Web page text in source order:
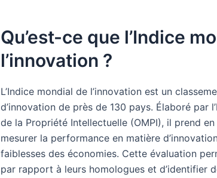
Qu’est-ce que l’Indice
l’innovation ?
L’Indice mondial de l’innovation est un
d’innovation de près de 130 pays. Élaboré par
de la Propriété Intellectuelle (OMPI), il prend
mesurer la performance en matière
faiblesses des économies. Cette évaluation
par rapport à leurs homologues et d’identifier